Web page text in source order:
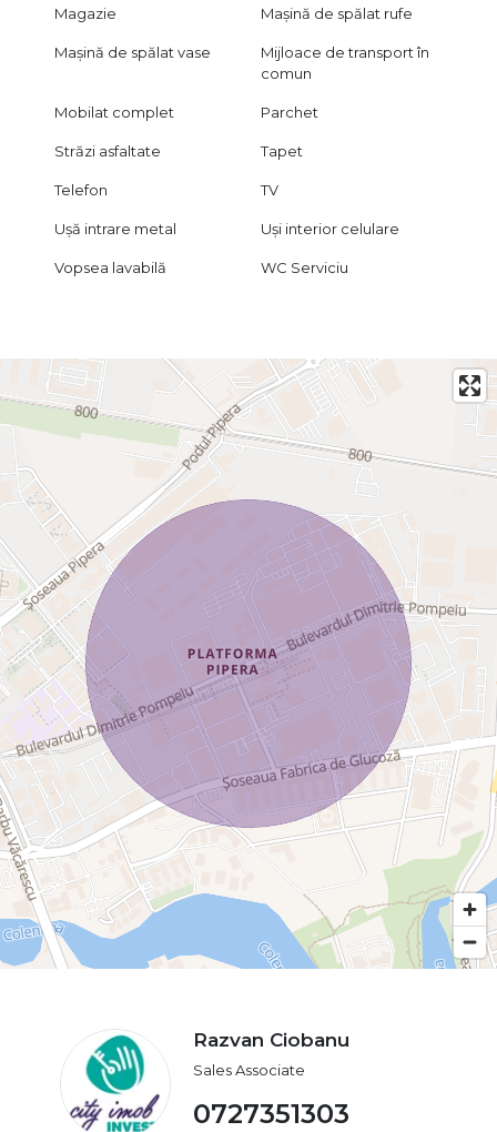
Magazie Mașină de spălat rufe
Mașină de spălat vase
Mijloace de transport în
comun
Mobilat complet Parchet
Străzi asfaltate Tapet
Telefon TV
Ușă intrare metal Uși interior celulare
Vopsea lavabilă WC Serviciu
Razvan Ciobanu
Sales Associate
0727351303